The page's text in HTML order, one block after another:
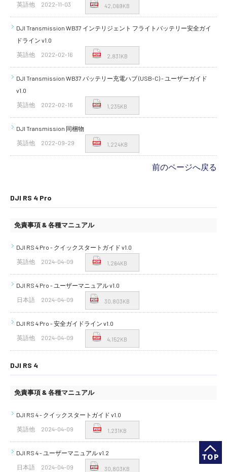
英語他
2022-11-03 42,069KB
DJI Transmission WB37 インテリジェント フライトバッテリー安全ガイ
ドライン v1.0
英語他
2022-02-16 2,831KB
DJI Transmission WB37 バッテリー充電ハブ (USB-C) - ユーザーガイド
v1.0
英語他
2022-02-16 1,235KB
DJI Transmission 同梱物
英語他
2022-09-29 1,224KB
前のページへ戻る
DJI RS 4 Pro
免責事項 & 各種マニュアル
DJI RS 4 Pro - クイックスタートガイド v1.0
英語他
2024-04-09 1,264KB
DJI RS 4 Pro - ユーザーマニュアル v1.0
日本語
2024-04-09 30,803KB
DJI RS 4 Pro - 安全ガイドライン v1.0
英語他
2024-04-09 4,152KB
DJI RS 4
免責事項 & 各種マニュアル
DJI RS 4 - クイックスタートガイド v1.0
英語他
2024-04-09 1,231KB
DJI RS 4 - ユーザーマニュアル v1.2
日本語
2024-04-09 30,803KB